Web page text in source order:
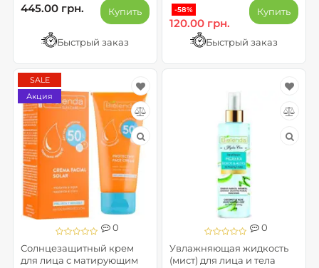
445.00 грн. Купить
Быстрый заказ
-58%
120.00 грн.
Купить
Быстрый заказ
0
Солнцезащитный крем
для лица с матирующим
SALE
Акция
0
Увлажняющая жидкость
(мист) для лица и тела